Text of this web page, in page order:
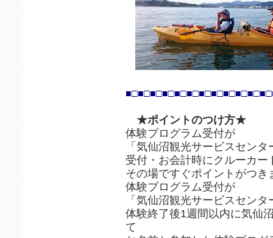
★ポイントのつけ方★
体験プログラム受付が
「気仙沼観光サービスセン
受付・お会計時にクルーカー
その場ですぐポイントがつき
体験プログラム受付が
「気仙沼観光サービスセン
体験終了後1週間以内に気仙
て